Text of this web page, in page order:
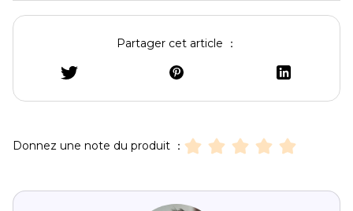
Partager cet article ：
Donnez une note du produit ：